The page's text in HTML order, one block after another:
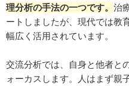
理分析の手法の一つです。 治
ートしましたが、現代では教
幅広く活用されています。
交流分析では、自身と他者と
ォーカスします。人はまず親